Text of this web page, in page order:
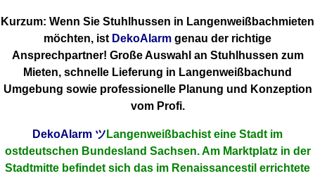
Kurzum: Wenn Sie Stuhlhussen in Langenweißbachmieten
möchten, ist DekoAlarm genau der richtige
Ansprechpartner! Große Auswahl an Stuhlhussen zum
Mieten, schnelle Lieferung in Langenweißbachund
Umgebung sowie professionelle Planung und Konzeption
vom Profi.
DekoAlarm ツ Langenweißbachist eine Stadt im
ostdeutschen Bundesland Sachsen. Am Marktplatz in der
Stadtmitte befindet sich das im Renaissancestil errichtete